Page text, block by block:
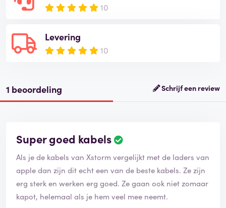
10
Levering
10
1 beoordeling Schrijf een review
Super goed kabels
B
o
o
r
d
e
Als je de kabels van Xstorm vergelijkt met de laders van
apple dan zijn dit echt een van de beste kabels. Ze zijn
erg sterk en werken erg goed. Ze gaan ook niet zomaar
kapot, helemaal als je hem veel mee neemt.